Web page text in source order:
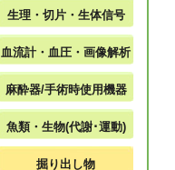
生理・切片・生体信号
血流計・血圧・画像解析
麻酔器/手術時使用機器
魚類・生物(代謝･運動)
掘り出し物